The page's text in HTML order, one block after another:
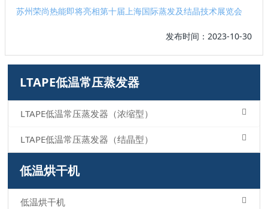
苏州荣尚热能即将亮相第十届上海国际蒸发及结晶技术展览会
发布时间：2023-10-30
LTAPE低温常压蒸发器
LTAPE低温常压蒸发器（浓缩型）
LTAPE低温常压蒸发器（结晶型）
低温烘干机
低温烘干机